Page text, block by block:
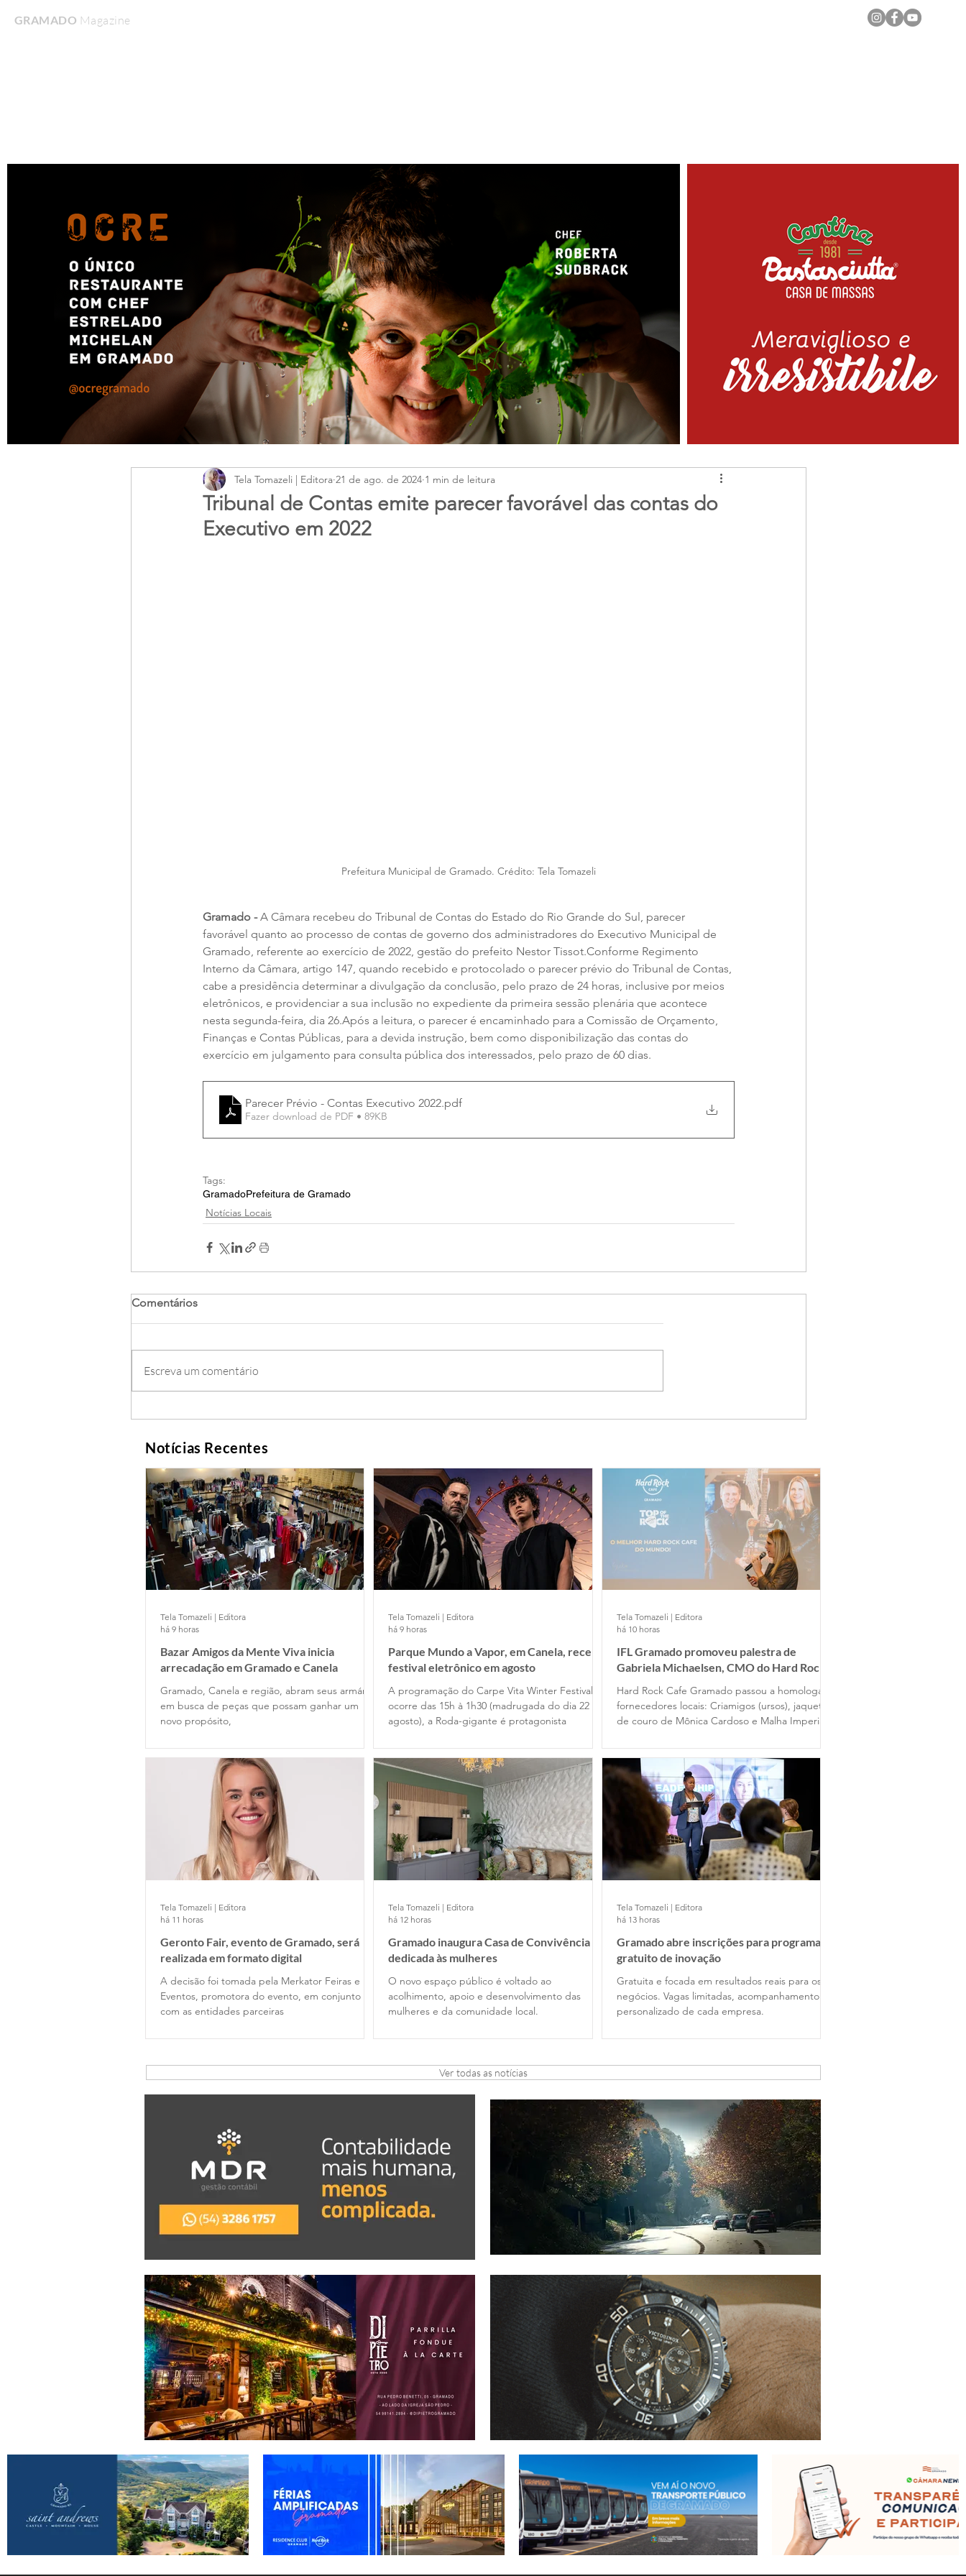
GRAMADO MagazineHome
Tribunal de Contas emite parecer favorável das contas do
Executivo em 2022
Tela Tomazeli | Editora 21 de ago. de 2024 1 min de leitura
Prefeitura Municipal de Gramado. Crédito: Tela Tomazeli
Gramado - A Câmara recebeu do Tribunal de Contas do Estado do Rio Grande do Sul, parecer
favorável quanto ao processo de contas de governo dos administradores do Executivo Municipal de
Gramado, referente ao exercício de 2022, gestão do prefeito Nestor Tissot.Conforme Regimento
Interno da Câmara, artigo 147, quando recebido e protocolado o parecer prévio do Tribunal de Contas,
cabe a presidência determinar a divulgação da conclusão, pelo prazo de 24 horas, inclusive por meios
eletrônicos, e providenciar a sua inclusão no expediente da primeira sessão plenária que acontece
nesta segunda-feira, dia 26.Após a leitura, o parecer é encaminhado para a Comissão de Orçamento,
Finanças e Contas Públicas, para a devida instrução, bem como disponibilização das contas do
exercício em julgamento para consulta pública dos interessados, pelo prazo de 60 dias.
Parecer Prévio - Contas Executivo 2022.pdf
Fazer download de PDF • 89KB
Tags:
GramadoPrefeitura de Gramado
Notícias Locais
Comentários
Escreva um comentário
Notícias Recentes
Bazar Amigos da Mente Viva inicia
arrecadação em Gramado e Canela
Gramado, Canela e região, abram seus armários
em busca de peças que possam ganhar um
novo propósito,
Tela Tomazeli | Editora
há 9 horas
Parque Mundo a Vapor, em Canela, recebe
festival eletrônico em agosto
A programação do Carpe Vita Winter Festival
ocorre das 15h à 1h30 (madrugada do dia 22 de
agosto), a Roda-gigante é protagonista
Tela Tomazeli | Editora
há 9 horas
IFL Gramado promoveu palestra de
Gabriela Michaelsen, CMO do Hard Rock
Cafe Gramado
Hard Rock Cafe Gramado passou a homologar
fornecedores locais: Criamigos (ursos), jaquetas
de couro de Mônica Cardoso e Malha Imperial
Tela Tomazeli | Editora
há 10 horas
Geronto Fair, evento de Gramado, será
realizada em formato digital
A decisão foi tomada pela Merkator Feiras e
Eventos, promotora do evento, em conjunto
com as entidades parceiras
Tela Tomazeli | Editora
há 11 horas
Gramado inaugura Casa de Convivência
dedicada às mulheres
O novo espaço público é voltado ao
acolhimento, apoio e desenvolvimento das
mulheres e da comunidade local.
Tela Tomazeli | Editora
há 12 horas
Gramado abre inscrições para programa
gratuito de inovação
Gratuita e focada em resultados reais para os
negócios. Vagas limitadas, acompanhamento
personalizado de cada empresa.
Tela Tomazeli | Editora
há 13 horas
Ver todas as notícias